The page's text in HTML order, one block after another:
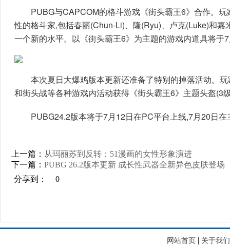
PUBG与CAPCOM的格斗游戏《街头霸王6》合作。
性的格斗家,包括春丽(Chun-Li)、隆(Ryu)、卢克(Luke)和
一个新的水平。以《街头霸王6》为主题的游戏内道具将于
本次夏日大爆鸡版本更新还准备了特别的掉落活动。
和街头战等各种游戏内活动获得《街头霸王6》主题头盔(3
PUBG24.2版本将于7月12日在PC平台上线,7月20日
上一篇： 从玛丽苏到反转：51漫画的女性形象演进
下一篇： PUBG 26.2版本更新 成长性武器全新异色皮肤登场
分享到：
0
网站首页| 关于我们